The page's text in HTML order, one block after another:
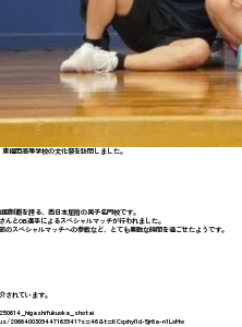
福岡高等学校の文化祭を訪問しました。
制覇を誇る、西日本屈指の男子名門校です。
とOB選手によるスペシャルマッチが行われました。
スペシャルマッチへの参戦など、とても素敵な時間を過ごせたようです。
されています。
5jr6a-n1LoMw